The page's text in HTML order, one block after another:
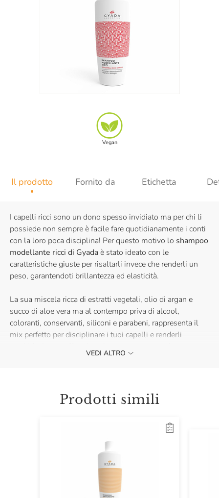
Vegan
Il prodotto Fornito da Etichetta
I capelli ricci sono un dono spesso invidiato ma per chi li
possiede non sempre è facile fare quotidianamente i conti
con la loro poca disciplina! Per questo motivo lo shampoo
modellante ricci di Gyadaè stato ideato con le
caratteristiche giuste per risaltarli invece che renderli un
peso, garantendoti brillantezza ed elasticità.
La sua miscela ricca di estratti vegetali, olio di argan e
succo di aloe vera ma al contempo priva di alcool,
coloranti, conservanti, siliconi e parabeni, rappresenta il
mix perfetto per disciplinare i tuoi capelli e renderli
cruelty free e nickel tested.
un'azione detergente non aggressiva grazie alla presenza
di tensioattivi delicati che non appesantiscono il capello
VEDI ALTRO
Prodotti simili